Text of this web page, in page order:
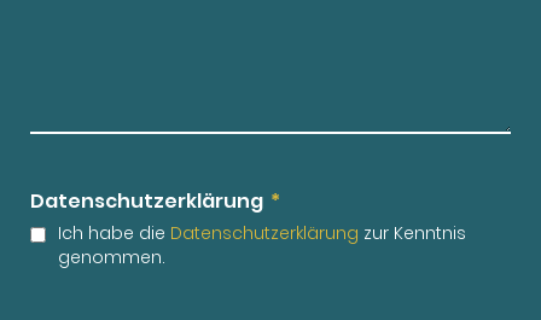
Datenschutzerklärung
Ich habe die Datenschutzerklärung zur Kenntnis
genommen.